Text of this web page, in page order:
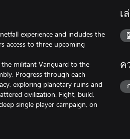
experience and includes the
access to three upcoming
militant Vanguard to the
Progress through each
exploring planetary ruins and
civilization. Fight, build,
single player campaign, on
เ
ค